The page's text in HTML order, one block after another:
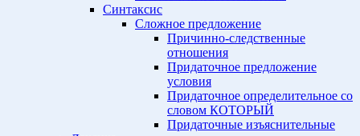
Синтаксис
Сложное предложение
Причинно-следственные
отношения
Придаточное предложение
условия
Придаточное определительное со
словом КОТОРЫЙ
Придаточные изъяснительные